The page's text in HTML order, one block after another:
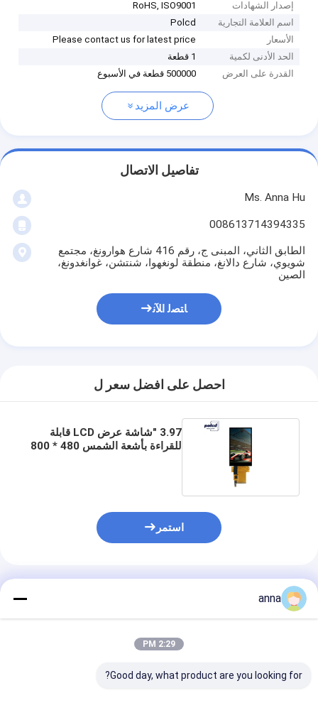
إصدار الشهادات
RoHS, ISO9001
اسم العلامة التجارية
Polcd
الأسعار
Please contact us for latest price
الحد الأدنى لكمية
1 قطعة
القدرة على العرض
500000 قطعة في الأسبوع
عرض المزيد
تفاصيل الاتصال
Ms. Anna Hu
008613714394335
الطابق الثاني، المبنى ج، رقم 416 شارع هوارونغ، مجتمع
شويوي، شارع دالانغ، منطقة لونغهوا، شنتشن، غوانغدونغ،
الصين
ﺎﺘﺼﻟ ﺍﻶﻧ
احصل على افضل سعر ل
3.97 "شاشة عرض LCD قابلة
للقراءة بأشعة الشمس 480 * 800
استمر
المنتجات الموصى بها
anna
2:29 PM
Good day, what product are you looking for?